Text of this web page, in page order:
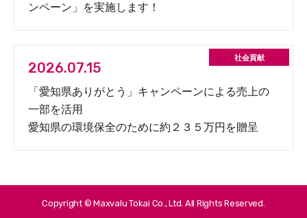
ンペーン」を実施します！
2026.07.15
「愛知県ありがとう」キャンペーンによる売上の
一部を活用
愛知県の環境保全のために約２３５万円を贈呈
Copyright © Maxvalu Tokai Co., Ltd. All Rights Reserved.